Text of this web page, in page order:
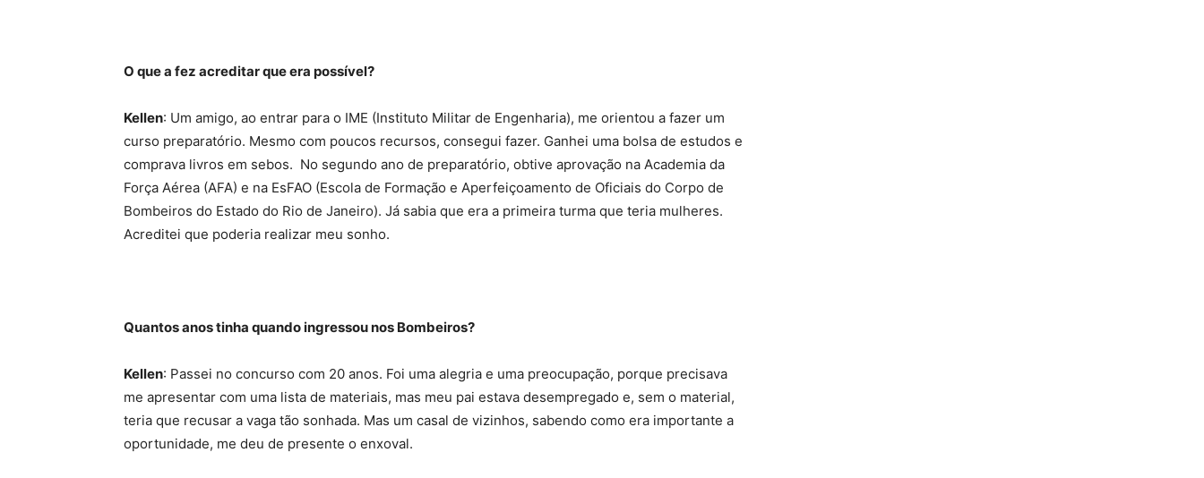
O que a fez acreditar que era possível?
Kellen: Um amigo, ao entrar para o IME (Instituto Militar de Engenharia), me orientou a fazer um
curso preparatório. Mesmo com poucos recursos, consegui fazer. Ganhei uma bolsa de estudos e
comprava livros em sebos. No segundo ano de preparatório, obtive aprovação na Academia da
Força Aérea (AFA) e na EsFAO (Escola de Formação e Aperfeiçoamento de Oficiais do Corpo de
Bombeiros do Estado do Rio de Janeiro). Já sabia que era a primeira turma que teria mulheres.
Acreditei que poderia realizar meu sonho.
Quantos anos tinha quando ingressou nos Bombeiros?
Kellen: Passei no concurso com 20 anos. Foi uma alegria e uma preocupação, porque precisava
me apresentar com uma lista de materiais, mas meu pai estava desempregado e, sem o material,
teria que recusar a vaga tão sonhada. Mas um casal de vizinhos, sabendo como era importante a
oportunidade, me deu de presente o enxoval.